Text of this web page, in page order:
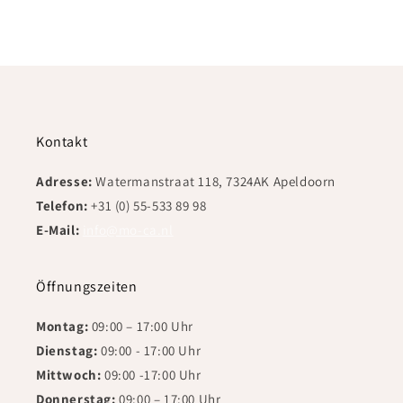
Kontakt
Adresse: Watermanstraat 118, 7324AK Apeldoorn
Telefon: +31 (0) 55-533 89 98
E-Mail:
Öffnungszeiten
Montag: 09:00 – 17:00 Uhr
Dienstag: 09:00 - 17:00 Uhr
Mittwoch: 09:00 -17:00 Uhr
Donnerstag: 09:00 – 17:00 Uhr